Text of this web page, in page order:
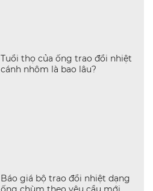
Tuổi thọ của ống trao đổi nhiệt
cánh nhôm là bao lâu?
Báo giá bộ trao đổi nhiệt dạng